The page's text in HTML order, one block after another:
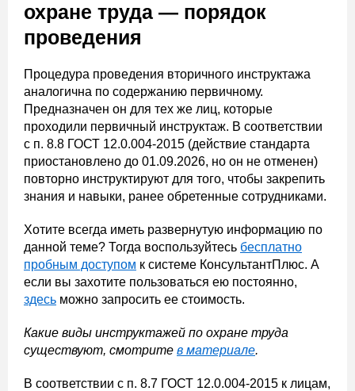
охране труда — порядок
проведения
Процедура проведения вторичного инструктажа
аналогична по содержанию первичному.
Предназначен он для тех же лиц, которые
проходили первичный инструктаж. В соответствии
с п. 8.8 ГОСТ 12.0.004-2015 (действие стандарта
приостановлено до 01.09.2026, но он не отменен)
повторно инструктируют для того, чтобы закрепить
знания и навыки, ранее обретенные сотрудниками.
Хотите всегда иметь развернутую информацию по
данной теме? Тогда воспользуйтесь бесплатно
пробным доступом к системе КонсультантПлюс. А
если вы захотите пользоваться ею постоянно,
здесь можно запросить ее стоимость.
Какие виды инструктажей по охране труда
существуют, смотрите в материале.
В соответствии с п. 8.7 ГОСТ 12.0.004-2015 к лицам,